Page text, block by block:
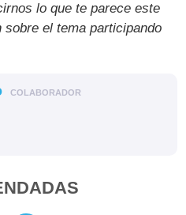
lo que te parece este
el tema participando
COLABORADOR